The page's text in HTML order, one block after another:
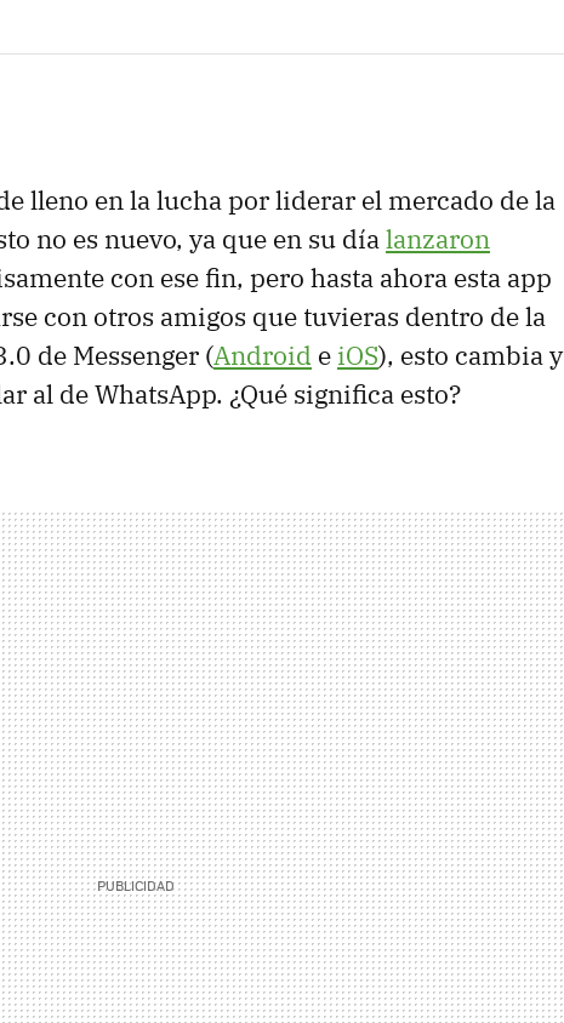
lleno en la lucha por liderar el mercado de la
no es nuevo, ya que en su díalanzaron
con ese fin, pero hasta ahora esta app
con otros amigos que tuvieras dentro de la
de Messenger (Android e iOS), esto cambia y
al de WhatsApp. ¿Qué significa esto?